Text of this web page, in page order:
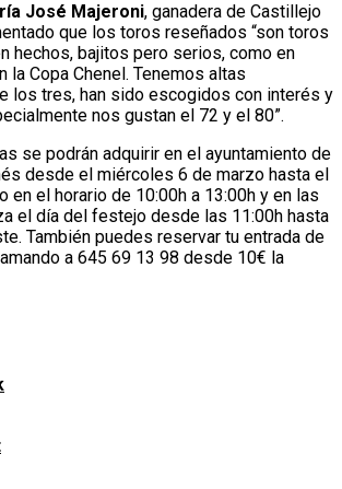
José Majeroni, ganadera de Castillejo
que los toros reseñados “son toros
hechos, bajitos pero serios, como en
la Copa Chenel. Tenemos altas
los tres, han sido escogidos con interés y
nos gustan el 72 y el 80”.
se podrán adquirir en el ayuntamiento de
desde el miércoles 6 de marzo hasta el
en el horario de 10:00h a 13:00h y en las
el día del festejo desde las 11:00h hasta
También puedes reservar tu entrada de
a 645 69 13 98 desde 10€ la